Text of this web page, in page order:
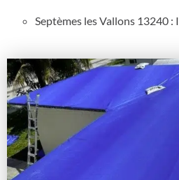
Septèmes les Vallons 13240